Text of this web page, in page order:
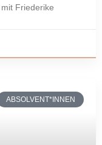
Friederike
ABSOLVENT*INNEN